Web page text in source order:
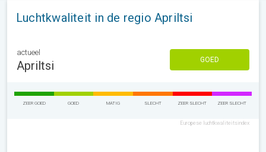
Luchtkwaliteit in de regio Apriltsi
actueel
Apriltsi GOED
ZEER GOED GOED MATIG SLECHT ZEER SLECHT ZEER SLECHT
Europese luchtkwaliteitsindex